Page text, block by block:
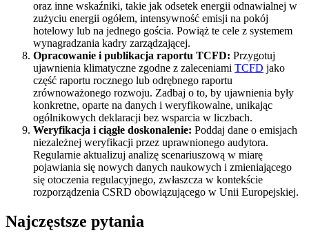
oraz inne wskaźniki, takie jak odsetek energii odnawialnej w
zużyciu energii ogółem, intensywność emisji na pokój
hotelowy lub na jednego gościa. Powiąż te cele z systemem
wynagradzania kadry zarządzającej.
Opracowanie i publikacja raportu TCFD: Przygotuj
ujawnienia klimatyczne zgodne z zaleceniami TCFD jako
część raportu rocznego lub odrębnego raportu
zrównoważonego rozwoju. Zadbaj o to, by ujawnienia były
konkretne, oparte na danych i weryfikowalne, unikając
ogólnikowych deklaracji bez wsparcia w liczbach.
Weryfikacja i ciągłe doskonalenie: Poddaj dane o emisjach
niezależnej weryfikacji przez uprawnionego audytora.
Regularnie aktualizuj analizę scenariuszową w miarę
pojawiania się nowych danych naukowych i zmieniającego
się otoczenia regulacyjnego, zwłaszcza w kontekście
rozporządzenia CSRD obowiązującego w Unii Europejskiej.
Najczęstsze pytania